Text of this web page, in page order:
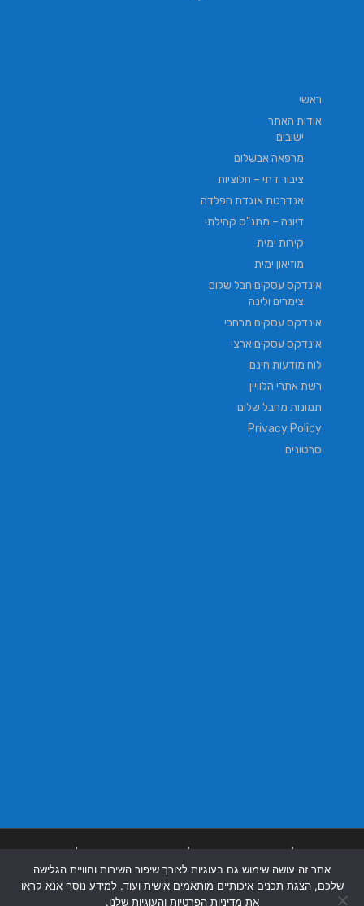
ראשי
אודות האתר
ישובים
מרפאה אבשלום
ציבור דתי – חלוציות
אנדרטת אוגדת הפלדה
דיונה – מתנ"ס קהילתי
קירות ימית
מוזיאון ימית
אינדקס עסקים חבל שלום
צימרים ולינה
אינדקס עסקים מרחבי
אינדקס עסקים ארצי
לוח מודעות חינם
רשת אתרי הלוויין
תמונות מחבל שלום
Privacy Policy
סרטונים
בבאר שבע |
אתר זה עושה שימוש גם בעוגיות לצורך שיפור השירות וחוויית הגלישה
שלכם, הצגת תכנים איכותיים מותאמים אישית ועוד. למידע נוסף אנא קראו
את מדיניות הפרטיות והעוגיות שלנו.